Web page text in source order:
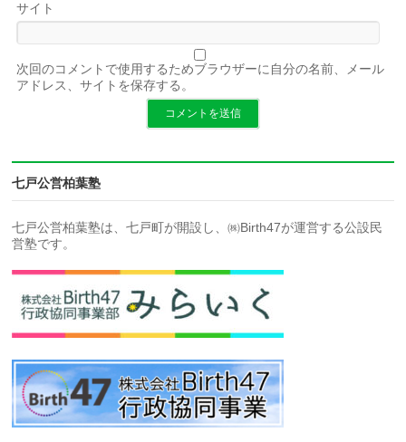
サイト
次回のコメントで使用するためブラウザーに自分の名前、メール
アドレス、サイトを保存する。
七戸公営柏葉塾
七戸公営柏葉塾は、七戸町が開設し、㈱Birth47が運営する公設民
営塾です。